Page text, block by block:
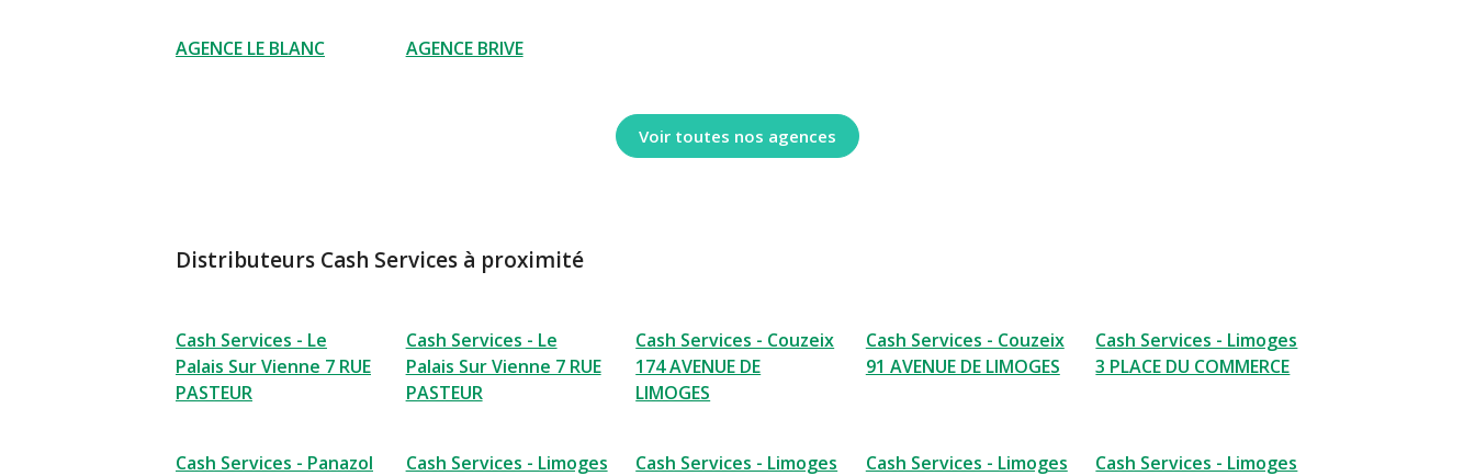
AGENCE LE BLANC AGENCE BRIVE
Voir toutes nos agences
Distributeurs Cash Services à proximité
Cash Services - Le
Palais Sur Vienne 7 RUE
PASTEUR
Cash Services - Le
Palais Sur Vienne 7 RUE
PASTEUR
Cash Services - Couzeix
174 AVENUE DE
LIMOGES
Cash Services - Couzeix
91 AVENUE DE LIMOGES
Cash Services - Limoges
3 PLACE DU COMMERCE
Cash Services - Panazol
Cash Services - Limoges
Cash Services - Limoges
Cash Services - Limoges
Cash Services - Limoges